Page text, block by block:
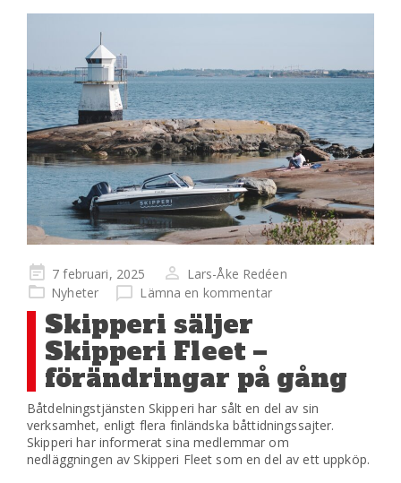
Publicerad
på
7 februari, 2025
Lars-Åke Redéen
Nyheter
Lämna en kommentar
Skipperi säljer
Skipperi Fleet –
förändringar på gång
Båtdelningstjänsten Skipperi har sålt en del av sin
verksamhet, enligt flera finländska båttidningssajter.
Skipperi har informerat sina medlemmar om
nedläggningen av Skipperi Fleet som en del av ett uppköp.